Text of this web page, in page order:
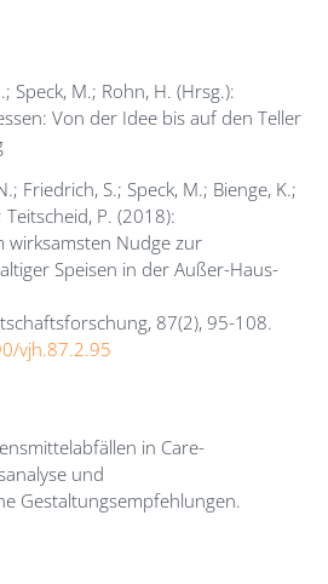
Speck, M.; Rohn, H. (Hrsg.):
Von der Idee bis auf den Teller
Friedrich, S.; Speck, M.; Bienge, K.;
P. (2018):
wirksamsten Nudge zur
Speisen in der Außer-Haus-
87(2), 95-108.
vjh.87.2.95
in Care-
und
Gestaltungsempfehlungen.